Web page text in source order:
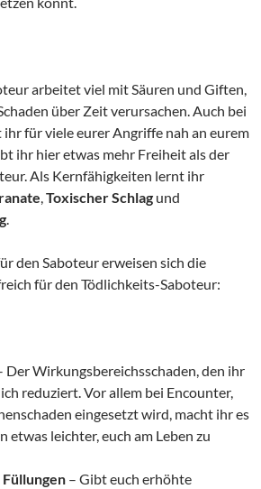
arbeitet viel mit Säuren und Giften,
über Zeit verursachen. Auch bei
für viele eurer Angriffe nah an eurem
ihr hier etwas mehr Freiheit als der
Als Kernfähigkeiten lernt ihr
,Toxischer Schlag und
.
den Saboteur erweisen sich die
für den Tödlichkeits-Saboteur:
Der Wirkungsbereichsschaden, den ihr
reduziert. Vor allem bei Encounter,
eingesetzt wird, macht ihr es
etwas leichter, euch am Leben zu
– Gibt euch erhöhte